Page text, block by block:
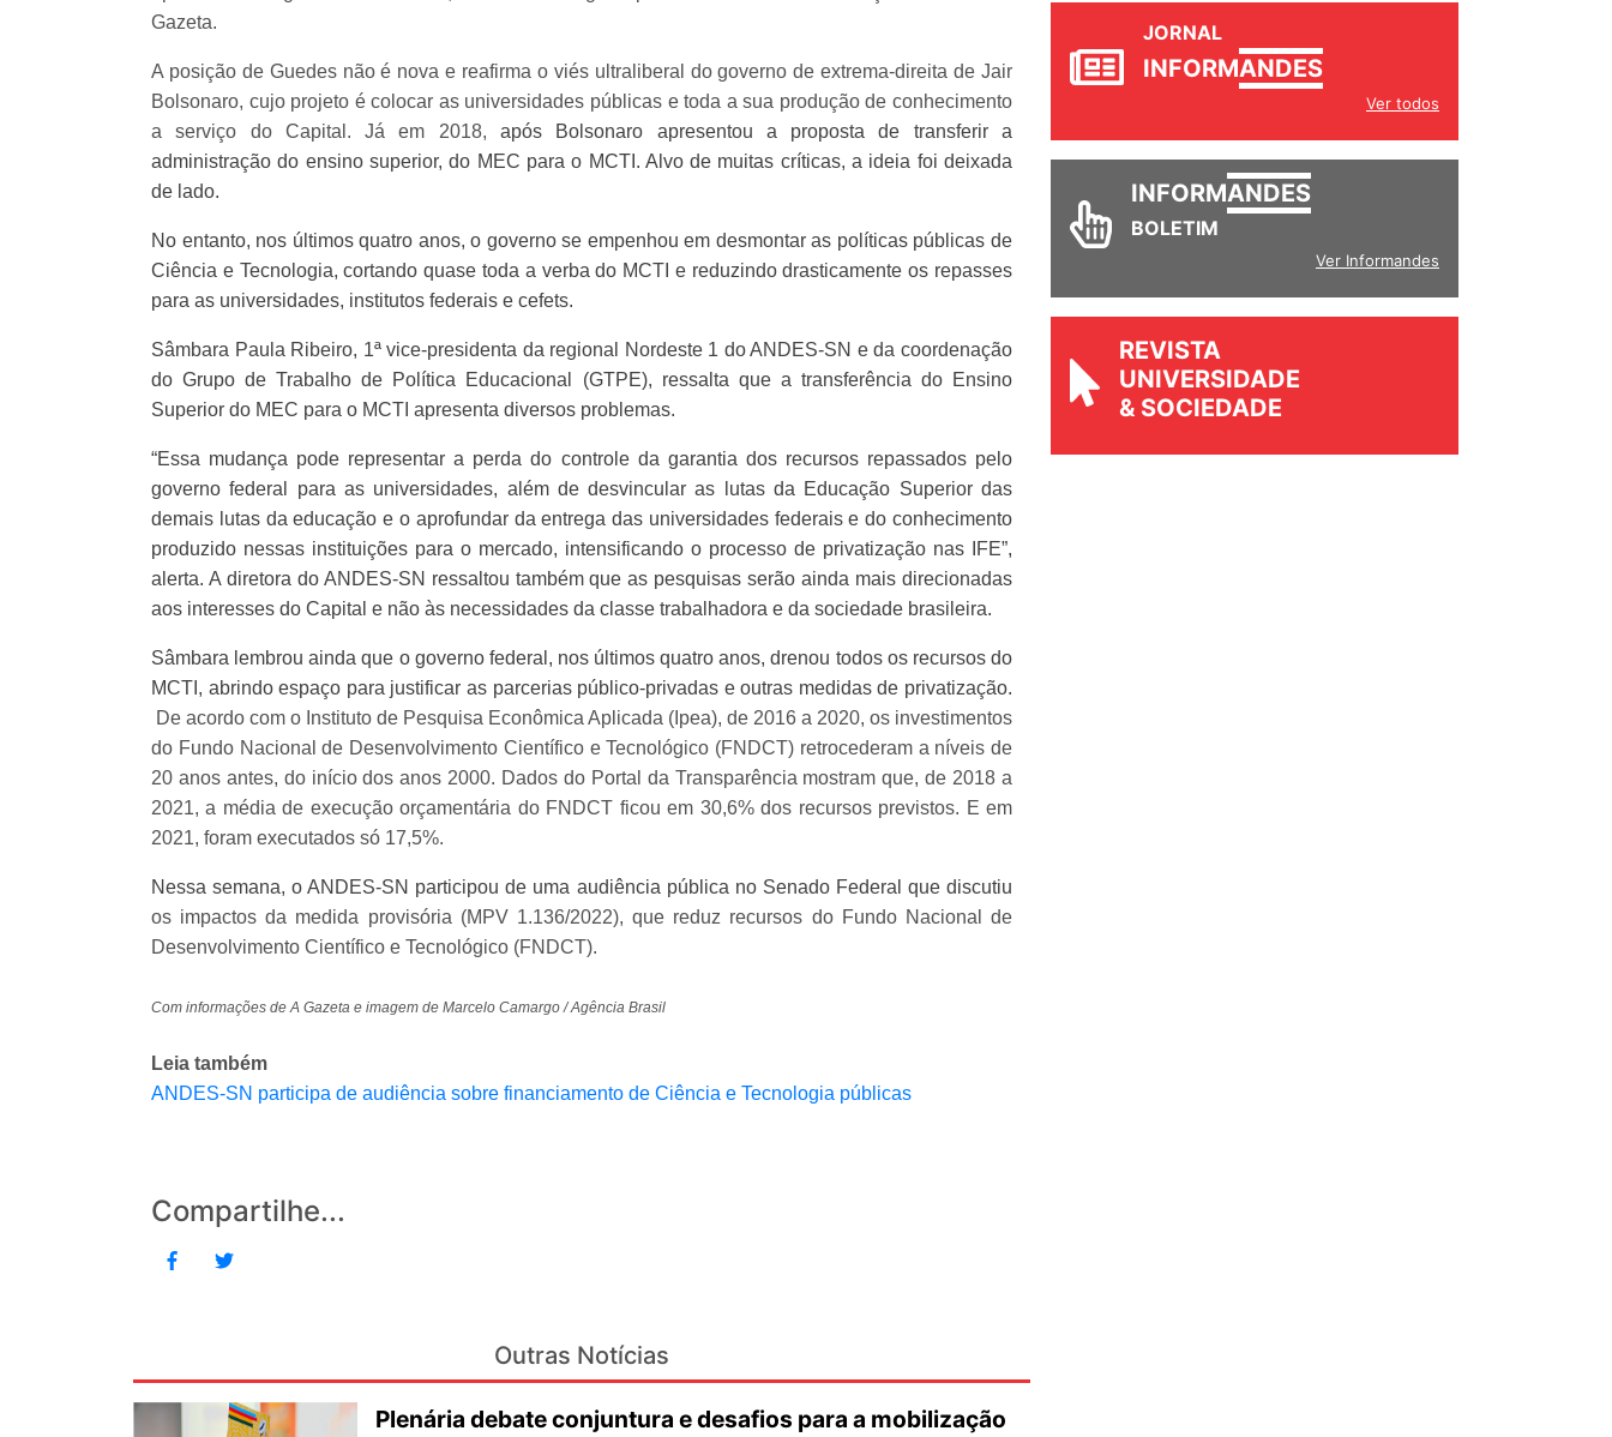
Gazeta.
A posição de Guedes não é nova e reafirma o viés ultraliberal do governo de extrema-direita de Jair
Bolsonaro, cujo projeto é colocar as universidades públicas e toda a sua produção de conhecimento
a serviço do Capital. Já em 2018, após Bolsonaro apresentou a proposta de transferir a
administração do ensino superior, do MEC para o MCTI. Alvo de muitas críticas, a ideia foi deixada
de lado.
No entanto, nos últimos quatro anos, o governo se empenhou em desmontar as políticas públicas de
Ciência e Tecnologia, cortando quase toda a verba do MCTI e reduzindo drasticamente os repasses
para as universidades, institutos federais e cefets.
Sâmbara Paula Ribeiro, 1ª vice-presidenta da regional Nordeste 1 do ANDES-SN e da coordenação
do Grupo de Trabalho de Política Educacional (GTPE), ressalta que a transferência do Ensino
Superior do MEC para o MCTI apresenta diversos problemas.
“Essa mudança pode representar a perda do controle da garantia dos recursos repassados pelo
governo federal para as universidades, além de desvincular as lutas da Educação Superior das
demais lutas da educação e o aprofundar da entrega das universidades federais e do conhecimento
produzido nessas instituições para o mercado, intensificando o processo de privatização nas IFE”,
alerta. A diretora do ANDES-SN ressaltou também que as pesquisas serão ainda mais direcionadas
aos interesses do Capital e não às necessidades da classe trabalhadora e da sociedade brasileira.
Sâmbara lembrou ainda que o governo federal, nos últimos quatro anos, drenou todos os recursos do
MCTI, abrindo espaço para justificar as parcerias público-privadas e outras medidas de privatização.
De acordo com o Instituto de Pesquisa Econômica Aplicada (Ipea), de 2016 a 2020, os investimentos
do Fundo Nacional de Desenvolvimento Científico e Tecnológico (FNDCT) retrocederam a níveis de
20 anos antes, do início dos anos 2000. Dados do Portal da Transparência mostram que, de 2018 a
2021, a média de execução orçamentária do FNDCT ficou em 30,6% dos recursos previstos. E em
2021, foram executados só 17,5%.
Nessa semana, o ANDES-SN participou de uma audiência pública no Senado Federal que discutiu
os impactos da medida provisória (MPV 1.136/2022), que reduz recursos do Fundo Nacional de
Desenvolvimento Científico e Tecnológico (FNDCT).
Com informações de A Gazeta e imagem de Marcelo Camargo / Agência Brasil
Leia também
ANDES-SN participa de audiência sobre financiamento de Ciência e Tecnologia públicas
Compartilhe...
Outras Notícias
Plenária debate conjuntura e desafios para a mobilização
JORNAL
INFORMANDES
Ver todos
INFORMANDES
BOLETIM
Ver Informandes
REVISTA
UNIVERSIDADE
& SOCIEDADE